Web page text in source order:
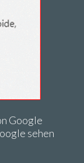
Google
sehen